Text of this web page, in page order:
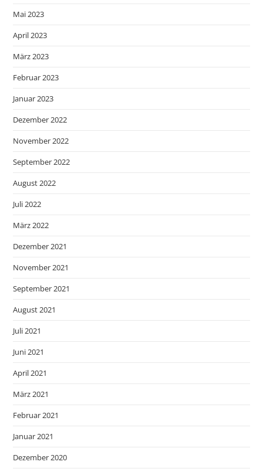
Mai 2023
April 2023
März 2023
Februar 2023
Januar 2023
Dezember 2022
November 2022
September 2022
August 2022
Juli 2022
März 2022
Dezember 2021
November 2021
September 2021
August 2021
Juli 2021
Juni 2021
April 2021
März 2021
Februar 2021
Januar 2021
Dezember 2020